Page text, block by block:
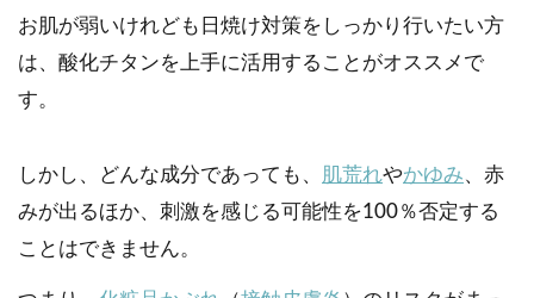
お肌が弱いけれども日焼け対策をしっかり行いたい方
は、酸化チタンを上手に活用することがオススメで
す。
しかし、どんな成分であっても、 肌荒れやかゆみ、赤
みが出るほか、刺激を感じる可能性を100％否定する
ことはできません。